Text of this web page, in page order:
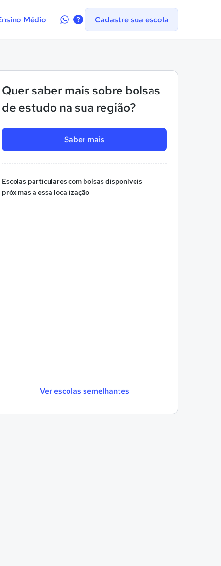
Médio
Contate-Cadastre sua escola
Quer saber mais sobre bolsas
de estudo na sua região?
Saber mais
Escolas particulares com bolsas disponíveis
próximas a essa localização
Ver escolas semelhantes